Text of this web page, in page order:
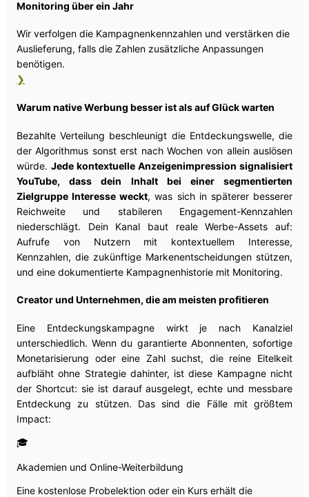
Monitoring über ein Jahr
Wir verfolgen die Kampagnenkennzahlen und verstärken die
Auslieferung, falls die Zahlen zusätzliche Anpassungen
benötigen.
❯
Warum native Werbung besser ist als auf Glück warten
Bezahlte Verteilung beschleunigt die Entdeckungswelle, die
der Algorithmus sonst erst nach Wochen von allein auslösen
würde. Jede kontextuelle Anzeigenimpression signalisiert
YouTube, dass dein Inhalt bei einer segmentierten
Zielgruppe Interesse weckt, was sich in späterer besserer
Reichweite und stabileren Engagement-Kennzahlen
niederschlägt. Dein Kanal baut reale Werbe-Assets auf:
Aufrufe von Nutzern mit kontextuellem Interesse,
Kennzahlen, die zukünftige Markenentscheidungen stützen,
und eine dokumentierte Kampagnenhistorie mit Monitoring.
Creator und Unternehmen, die am meisten profitieren
Eine Entdeckungskampagne wirkt je nach Kanalziel
unterschiedlich. Wenn du garantierte Abonnenten, sofortige
Monetarisierung oder eine Zahl suchst, die reine Eitelkeit
aufbläht ohne Strategie dahinter, ist diese Kampagne nicht
der Shortcut: sie ist darauf ausgelegt, echte und messbare
Entdeckung zu stützen. Das sind die Fälle mit größtem
Impact:
🎓
Akademien und Online-Weiterbildung
Eine kostenlose Probelektion oder ein Kurs erhält die